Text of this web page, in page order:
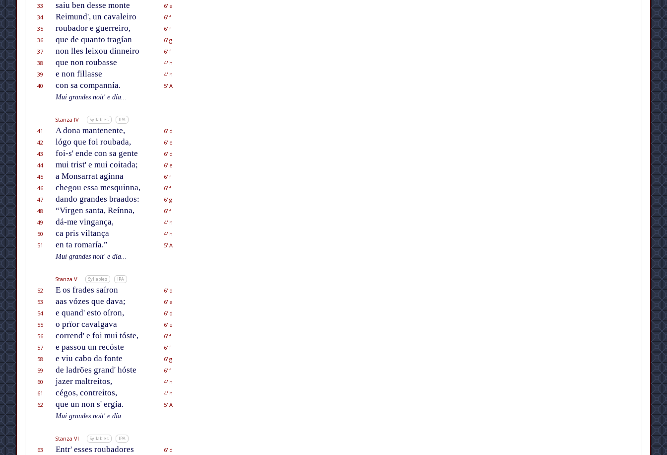
33
saiu ben desse monte
6' e
34
Reimund', un cavaleiro
6' f
35
roubador e guerreiro,
6' f
36
que de quanto tragían
6' g
37
non lles leixou dinneiro
6' f
38
que non roubasse
4' h
39
e non fillasse
4' h
40
con sa compannía.
5' A
Mui grandes noit' e día...
Stanza IV Syllables IPA
41 A dona mantenente,
6' d
42
lógo que foi roubada,
6' e
43
foi-s' ende con sa gente
6' d
44
mui trist' e mui coitada;
6' e
45
a Monsarrat aginna
6' f
46
chegou essa mesquinna,
6' f
47
dando grandes braados:
6' g
48
“Virgen santa, Reínna,
6' f
49
dá-me vingança,
4' h
50
ca pris viltança
4' h
51
en ta romaría.”
5' A
Mui grandes noit' e día...
Stanza V Syllables IPA
52 E os frades saíron
6' d
53
aas vózes que dava;
6' e
54
e quand' esto oíron,
6' d
55
o prïor cavalgava
6' e
56
corrend' e foi mui tóste,
6' f
57
e passou un recóste
6' f
58
e viu cabo da fonte
6' g
59
de ladrões grand' hóste
6' f
60
jazer maltreitos,
4' h
61
cégos, contreitos,
4' h
62
que un non s' ergía.
5' A
Mui grandes noit' e día...
Stanza VI Syllables IPA
63 Entr' esses roubadores
6' d